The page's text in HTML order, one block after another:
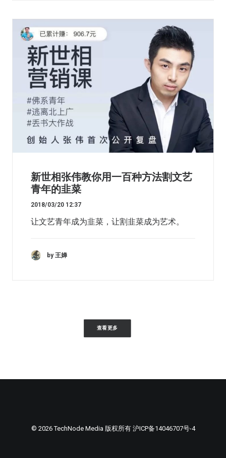
新世相张伟教你用一百种方法割文艺
青年的韭菜
2018/03/20 12:37
让文艺青年成为韭菜，让割韭菜成为艺术。
by 王婵
查看更多
© 2026 TechNode Media 版权所有 沪ICP备14046707号-4